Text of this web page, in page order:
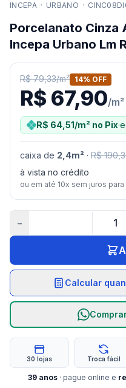
INCEPA · URBANO ·
Porcelanato Cinza
Incepa Urbano Lm
R$ 79,33/m² 14% OFF
R$ 67,90/m²
R$ 64,51/m² no Pix·
caixa de 2,4m² · R$
à vista no crédito
ou em até 10x sem juros
−
Calcular
30 lojas Troca fácil
39 anos · pague online e